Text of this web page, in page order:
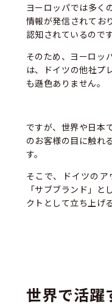
ヨーロッパでは多く
情報が発信されてお
認知されているのです
そのため、ヨーロッ
は、ドイツの他社プ
も遜色ありません。
ですが、世界や日本
のお客様の目に触れ
す。
そこで、ドイツの
「サブブランド」
クトとして立ち上げ
世界で活躍